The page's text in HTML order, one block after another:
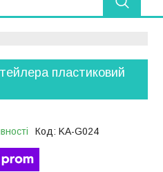
пластиковий
Код: KA-G024